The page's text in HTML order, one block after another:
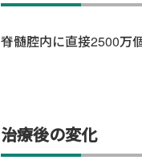
脊髄腔内に直接2500万
治療後の変化